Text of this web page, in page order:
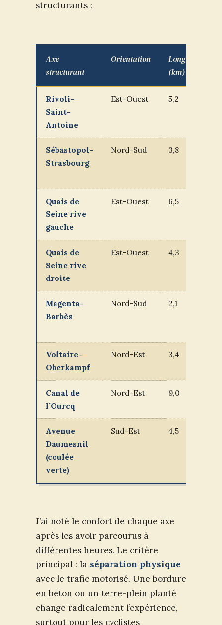
structurants :
Axe
structurant
Orientation
Longueur
(km)
Rivoli-
Saint-
Antoine
Est-Ouest 5,2
Sébastopol-
Strasbourg
Nord-Sud 3,8
Quais de
Seine rive
gauche
Est-Ouest 6,5
Quais de
Seine rive
droite
Est-Ouest 4,3
Magenta-
Barbès
Nord-Sud 2,1
Voltaire-
Oberkampf
Nord-Est 3,4
Canal de
l’Ourcq
Nord-Est 9,0
Avenue
Daumesnil
(coulée
verte)
Sud-Est 4,5
J’ai noté le confort de chaque axe
après les avoir parcourus à
différentes heures. Le critère
principal : la séparation physique
avec le trafic motorisé. Une bordure
en béton ou un terre-plein planté
change radicalement l’expérience,
surtout pour les cyclistes